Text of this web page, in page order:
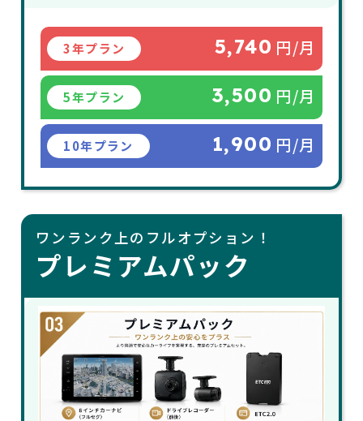
3年プラン 5,740 円/月
5年プラン 3,500 円/月
10年プラン 1,900 円/月
ワンランク上のフルオプション！
プレミアムパック